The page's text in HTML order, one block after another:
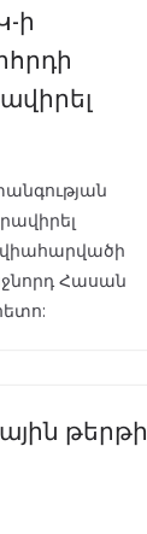
ի
Հասան
թերթի